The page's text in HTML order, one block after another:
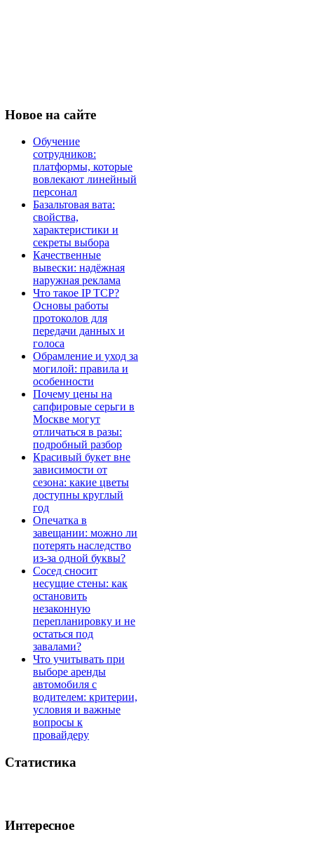
Новое на сайте
Обучение
сотрудников:
платформы, которые
вовлекают линейный
персонал
Базальтовая вата:
свойства,
характеристики и
секреты выбора
Качественные
вывески: надёжная
наружная реклама
Что такое IP TCP?
Основы работы
протоколов для
передачи данных и
голоса
Обрамление и уход за
могилой: правила и
особенности
Почему цены на
сапфировые серьги в
Москве могут
отличаться в разы:
подробный разбор
Красивый букет вне
зависимости от
сезона: какие цветы
доступны круглый
год
Опечатка в
завещании: можно ли
потерять наследство
из-за одной буквы?
Сосед сносит
несущие стены: как
остановить
незаконную
перепланировку и не
остаться под
завалами?
Что учитывать при
выборе аренды
автомобиля с
водителем: критерии,
условия и важные
вопросы к
провайдеру
Статистика
Интересное